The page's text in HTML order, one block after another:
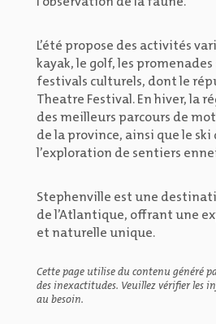
L’été propose des activités
kayak, le golf, les
festivals culturels, dont le
Theatre Festival. En hiver, la
des meilleurs parcours de
de la province, ainsi que le
l’exploration de sentiers
Stephenville est une
de l’Atlantique, offrant une
et naturelle unique.
Cette page utilise du contenu généré
des inexactitudes. Veuillez vérifier les
au besoin.